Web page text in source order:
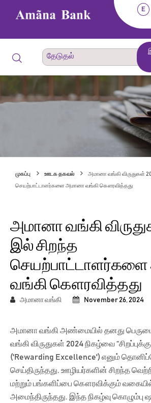
E
முகப்பு ஊடக தகவல் அமானா வங்கி விருதுகள்
செயற்பாட்டாளர்களை அமானா வங்கி கௌரவித்தது
அமானா வங்கி
இல் சிறந்த
வங்கி கௌரவித்தது
அமானா வங்கி November 26, 2024
அமானா வங்கி அண்மையில் தனது
வங்கி விருதுகள் 2024 நிகழ்வை
('Rewarding Excellence') எனும்
செய்திருந்தது. ஊழியர்களின் சிறந்த
மற்றும் பங்களிப்பை கௌரவிக்கும்
அமைந்திருந்தது. இந்த நிகழ்வு கொழும்பு